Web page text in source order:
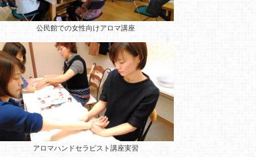
公民館での女性向けアロマ講座
アロマハンドセラピスト講座実習